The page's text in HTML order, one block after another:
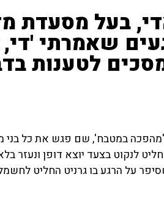
בעל מסעדת
שאמרתי 'די,
לטענות
'מהפכה במטבח', שם פגש את כל
לנקוט בצעד יוצא דופן ונעזר
על הרגע בו גרניט החליט